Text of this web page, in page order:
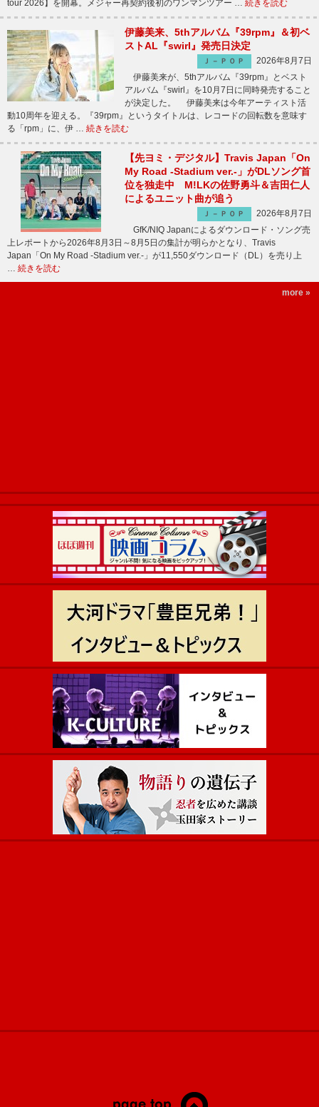
tour 2026】を開幕。メジャー再契約後初のワンマンツアー … 続きを読む
伊藤美来、5thアルバム『39rpm』＆初ベ
ストAL『swirl』発売日決定
Ｊ－ＰＯＰ
2026年8月7日
伊藤美来が、5thアルバム『39rpm』とベスト
アルバム『swirl』を10月7日に同時発売すること
が決定した。 伊藤美来は今年アーティスト活
動10周年を迎える。『39rpm』というタイトルは、レコードの回転数を意味す
る「rpm」に、伊 … 続きを読む
【先ヨミ・デジタル】Travis Japan「On
My Road -Stadium ver.-」がDLソング首
位を独走中 M!LKの佐野勇斗＆吉田仁人
によるユニット曲が追う
Ｊ－ＰＯＰ
2026年8月7日
GfK/NIQ Japanによるダウンロード・ソング売
上レポートから2026年8月3日～8月5日の集計が明らかとなり、Travis
Japan「On My Road -Stadium ver.-」が11,550ダウンロード（DL）を売り上
… 続きを読む
more »